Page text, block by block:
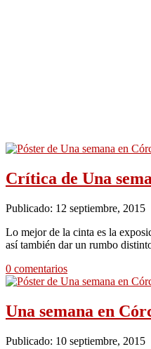
Crítica de Una
Publicado: 12 septiembre, 2015
Lo mejor de la cinta es la
así también dar un rumbo
0 comentarios
Una semana en
Publicado: 10 septiembre, 2015